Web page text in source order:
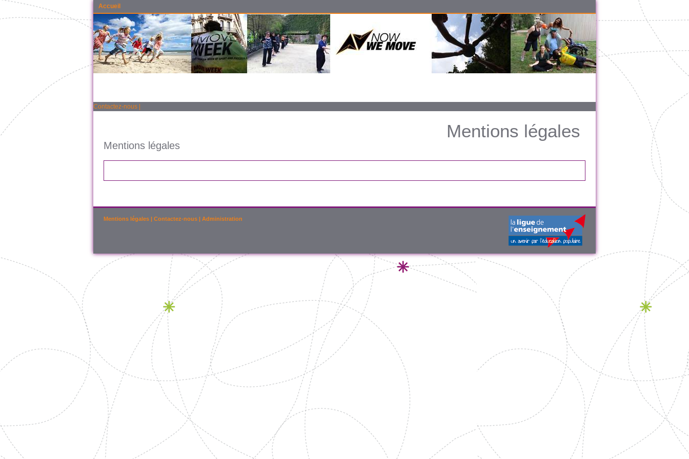
Accueil
Contactez-nous
Mentions légales
Mentions légales
Mentions légales | Contactez-nous | Administration